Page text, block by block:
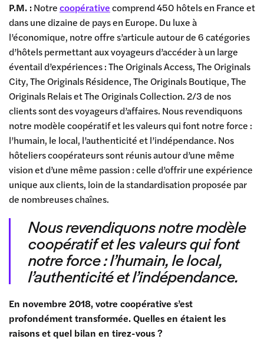
P.M. :Notrecoopérativecomprend 450 hôtels en France et
dans une dizaine de pays en Europe. Du luxe à
l’économique, notre offre s’articule autour de 6 catégories
d’hôtels permettant aux voyageurs d’accéder à un large
éventail d’expériences : The Originals Access, The Originals
City, The Originals Résidence, The Originals Boutique, The
Originals Relais et The Originals Collection. 2/3 de nos
clients sont des voyageurs d’affaires. Nous revendiquons
notre modèle coopératif et les valeurs qui font notre force :
l’humain, le local, l’authenticité et l’indépendance. Nos
hôteliers coopérateurs sont réunis autour d’une même
vision et d’une même passion : celle d’offrir une expérience
unique aux clients, loin de la standardisation proposée par
de nombreuses chaînes.
Nous revendiquons notre modèle
coopératif et les valeurs qui font
notre force : l’humain, le local,
l’authenticité et l’indépendance.
En novembre 2018, votre coopérative s’est
profondément transformée. Quelles en étaient les
raisons et quel bilan en tirez-vous ?